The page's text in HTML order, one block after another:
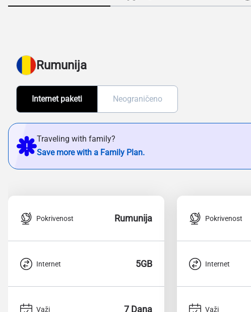
Rumunija
Internet paketi Neograničeno
Traveling with family?
Save more with a Family Plan.
Pokrivenost Rumunija
Internet 5GB
Važi 7 Dana
Pokrivenost
Internet
Važi